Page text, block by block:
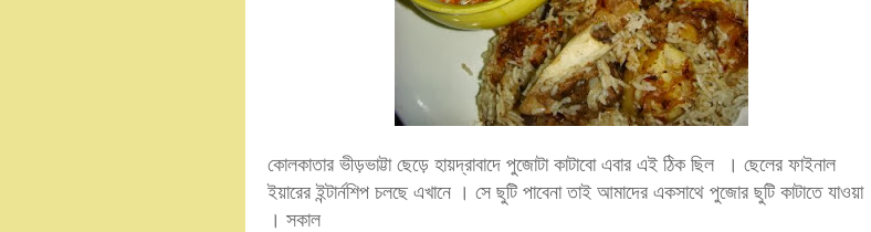
কোলকাতার ভীড়ভাট্টা ছেড়ে হায়দ্রাবাদে পুজোটা কাটাবো এবার এই ঠিক ছিল । ছেলের ফাইনাল
ইয়ারের ইন্টার্নশিপ চলছে এখানে । সে ছুটি পাবেনা তাই আমাদের একসাথে পুজোর ছুটি কাটাতে যাওয়া
। সকাল